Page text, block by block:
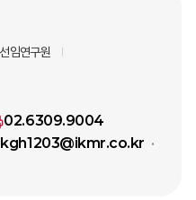
선임연구원
02.6309.9004